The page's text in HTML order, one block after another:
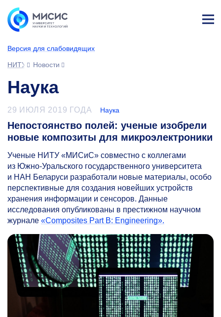
Версия для слабовидящих
НИТУ МИСИС
Новости
Наука
29 ИЮЛЯ 2019 ГОДА Наука
Непостоянство полей: ученые изобрели
новые композиты для микроэлектроники
Ученые НИТУ «МИСиС» совместно с коллегами
из Южно-Уральского государственного университета
и НАН Беларуси разработали новые материалы, особо
перспективные для создания новейших устройств
хранения информации и сенсоров. Данные
исследования опубликованы в престижном научном
журнале «Composites Part B: Engineering».